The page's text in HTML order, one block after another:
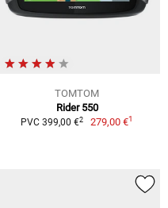
TOMTOM
Rider 550
PVC 399,00 €2 279,00 €1